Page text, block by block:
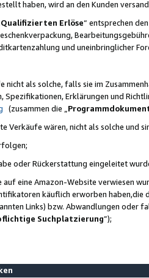
haben, wird an den Kunden
Qualifizierten Erlöse“ entsprechen
und uneinbringlicher
als solche, falls sie im
Spezifikationen, Erklärungen und
(zusammen die „
wären, nicht als solche und
oder Rückerstattung eingeleitet
eine Amazon-Website verwiesen
käuflich erworben haben,die
Links) bzw. Abwandlungen oder
Suchplatzierung”);